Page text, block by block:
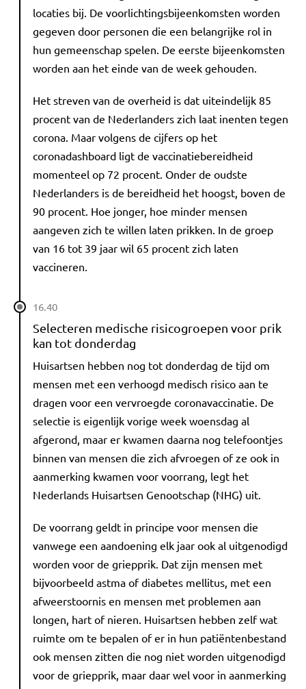
locaties bij. De voorlichtingsbijeenkomsten worden
gegeven door personen die een belangrijke rol in
hun gemeenschap spelen. De eerste bijeenkomsten
worden aan het einde van de week gehouden.
Het streven van de overheid is dat uiteindelijk 85
procent van de Nederlanders zich laat inenten tegen
corona. Maar volgens de cijfers op het
coronadashboard ligt de vaccinatiebereidheid
momenteel op 72 procent. Onder de oudste
Nederlanders is de bereidheid het hoogst, boven de
90 procent. Hoe jonger, hoe minder mensen
aangeven zich te willen laten prikken. In de groep
van 16 tot 39 jaar wil 65 procent zich laten
vaccineren.
16.40
Selecteren medische risicogroepen voor prik
kan tot donderdag
Huisartsen hebben nog tot donderdag de tijd om
mensen met een verhoogd medisch risico aan te
dragen voor een vervroegde coronavaccinatie. De
selectie is eigenlijk vorige week woensdag al
afgerond, maar er kwamen daarna nog telefoontjes
binnen van mensen die zich afvroegen of ze ook in
aanmerking kwamen voor voorrang, legt het
Nederlands Huisartsen Genootschap (NHG) uit.
De voorrang geldt in principe voor mensen die
vanwege een aandoening elk jaar ook al uitgenodigd
worden voor de griepprik. Dat zijn mensen met
bijvoorbeeld astma of diabetes mellitus, met een
afweerstoornis en mensen met problemen aan
longen, hart of nieren. Huisartsen hebben zelf wat
ruimte om te bepalen of er in hun patiëntenbestand
ook mensen zitten die nog niet worden uitgenodigd
voor de griepprik, maar daar wel voor in aanmerking